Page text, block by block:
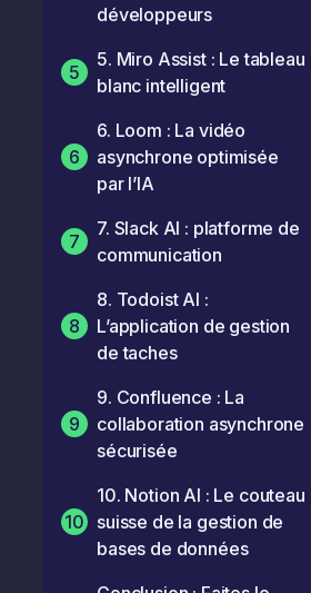
développeurs
5
5. Miro Assist : Le tableau
blanc intelligent
6
6. Loom : La vidéo
asynchrone optimisée
par l’IA
7
7. Slack AI : platforme de
communication
8
8. Todoist AI :
L’application de gestion
de taches
9
9. Confluence : La
collaboration asynchrone
sécurisée
10
10. Notion AI : Le couteau
suisse de la gestion de
bases de données